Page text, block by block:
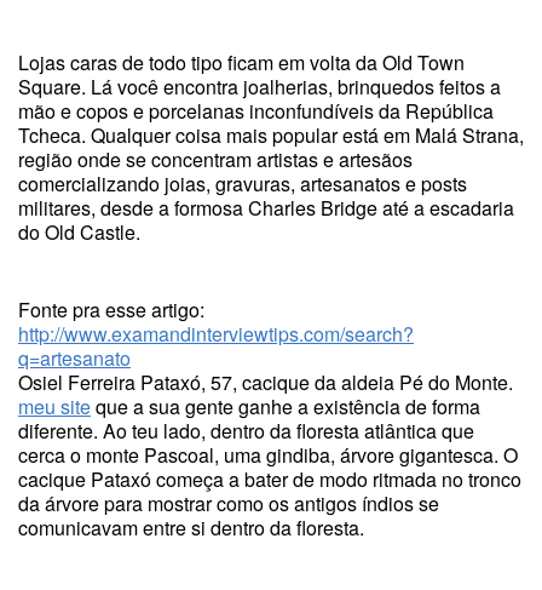
Lojas caras de todo tipo ficam em volta da Old Town
Square. Lá você encontra joalherias, brinquedos feitos a
mão e copos e porcelanas inconfundíveis da República
Tcheca. Qualquer coisa mais popular está em Malá Strana,
região onde se concentram artistas e artesãos
comercializando joias, gravuras, artesanatos e posts
militares, desde a formosa Charles Bridge até a escadaria
do Old Castle.
Fonte pra esse artigo:
http://www.examandinterviewtips.com/search?
q=artesanato
Osiel Ferreira Pataxó, 57, cacique da aldeia Pé do Monte.
meu siteque a sua gente ganhe a existência de forma
diferente. Ao teu lado, dentro da floresta atlântica que
cerca o monte Pascoal, uma gindiba, árvore gigantesca. O
cacique Pataxó começa a bater de modo ritmada no tronco
da árvore para mostrar como os antigos índios se
comunicavam entre si dentro da floresta.